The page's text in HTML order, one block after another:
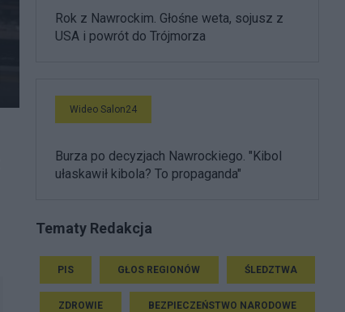
Rok z Nawrockim. Głośne weta, sojusz z
USA i powrót do Trójmorza
Wideo Salon24
Burza po decyzjach Nawrockiego. "Kibol
ułaskawił kibola? To propaganda"
Tematy Redakcja
PIS GŁOS REGIONÓW ŚLEDZTWA
ZDROWIE BEZPIECZEŃSTWO NARODOWE